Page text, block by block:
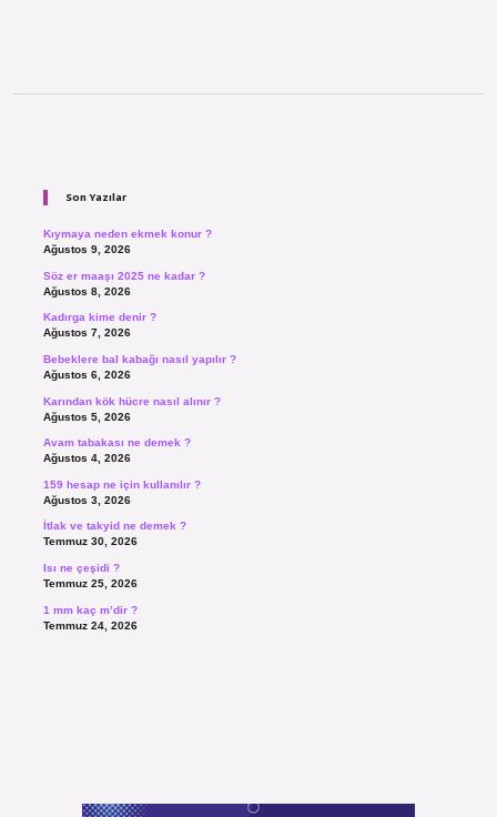
Son Yazılar
Kıymaya neden ekmek konur ?
Ağustos 9, 2026
Söz er maaşı 2025 ne kadar ?
Ağustos 8, 2026
Kadırga kime denir ?
Ağustos 7, 2026
Bebeklere bal kabağı nasıl yapılır ?
Ağustos 6, 2026
Karından kök hücre nasıl alınır ?
Ağustos 5, 2026
Avam tabakası ne demek ?
Ağustos 4, 2026
159 hesap ne için kullanılır ?
Ağustos 3, 2026
İtlak ve takyid ne demek ?
Temmuz 30, 2026
Isı ne çeşidi ?
Temmuz 25, 2026
1 mm kaç m’dir ?
Temmuz 24, 2026